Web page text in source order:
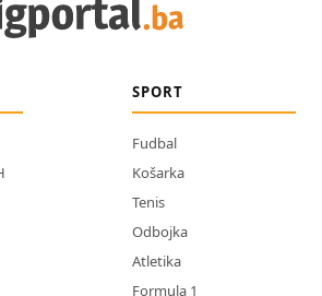
SPORT
Fudbal
Košarka
Tenis
Odbojka
Atletika
Formula 1